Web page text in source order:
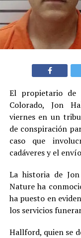
El propietario
Colorado, Jon
viernes en un
de conspiración
caso que
cadáveres y el
La historia de
Nature ha
ha puesto en
los servicios
Hallford, quien se